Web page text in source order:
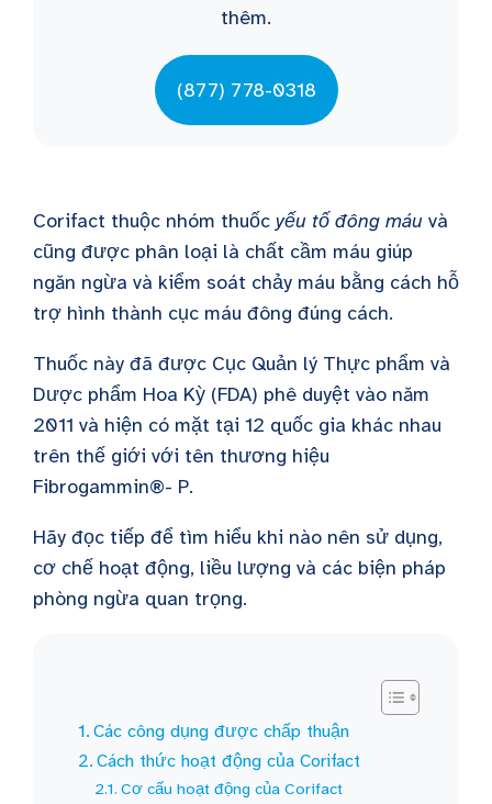
thêm.
(877) 778-0318
Corifact thuộc nhóm thuốc yếu tố đông máu và
cũng được phân loại là chất cầm máu giúp
ngăn ngừa và kiểm soát chảy máu bằng cách hỗ
trợ hình thành cục máu đông đúng cách.
Thuốc này đã được Cục Quản lý Thực phẩm và
Dược phẩm Hoa Kỳ (FDA) phê duyệt vào năm
2011 và hiện có mặt tại 12 quốc gia khác nhau
trên thế giới với tên thương hiệu
Fibrogammin®- P.
Hãy đọc tiếp để tìm hiểu khi nào nên sử dụng,
cơ chế hoạt động, liều lượng và các biện pháp
phòng ngừa quan trọng.
Các công dụng được chấp thuận
Cách thức hoạt động của Corifact
Cơ cấu hoạt động của Corifact